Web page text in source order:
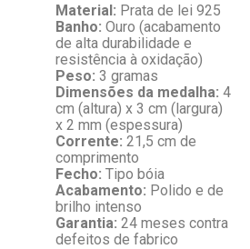
Material: Prata de lei 925
Banho: Ouro (acabamento
de alta durabilidade e
resistência à oxidação)
Peso: 3 gramas
Dimensões da medalha: 4
cm (altura) x 3 cm (largura)
x 2 mm (espessura)
Corrente: 21,5 cm de
comprimento
Fecho: Tipo bóia
Acabamento: Polido e de
brilho intenso
Garantia: 24 meses contra
defeitos de fabrico